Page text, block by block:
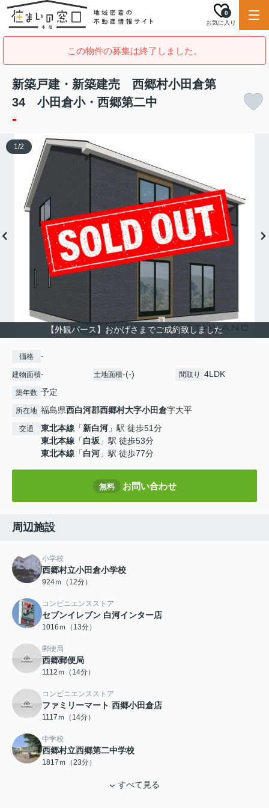
お気に入り
0
この物件の募集は終了しました。
新築戸建・新築建売 西郷村小田倉第
34 小田倉小・西郷第二中
-
【外観パース】おかげさまでご成約致しました
1/2
価格 -
建物面積- 土地面積-(-) 間取り 4LDK
築年数 予定
所在地 福島県西白河郡西郷村大字小田倉字大平
交通 東北本線 「新白河 」駅 徒歩51分
東北本線 「白坂 」駅 徒歩53分
東北本線 「白河 」駅 徒歩77分
無料 お問い合わせ
周辺施設
小学校
西郷村立小田倉小学校
924ｍ（12分）
コンビニエンスストア
セブンイレブン 白河インター店
1016ｍ（13分）
郵便局
西郷郵便局
1112ｍ（14分）
コンビニエンスストア
ファミリーマート 西郷小田倉店
1117ｍ（14分）
中学校
西郷村立西郷第二中学校
1817ｍ（23分）
すべて見る